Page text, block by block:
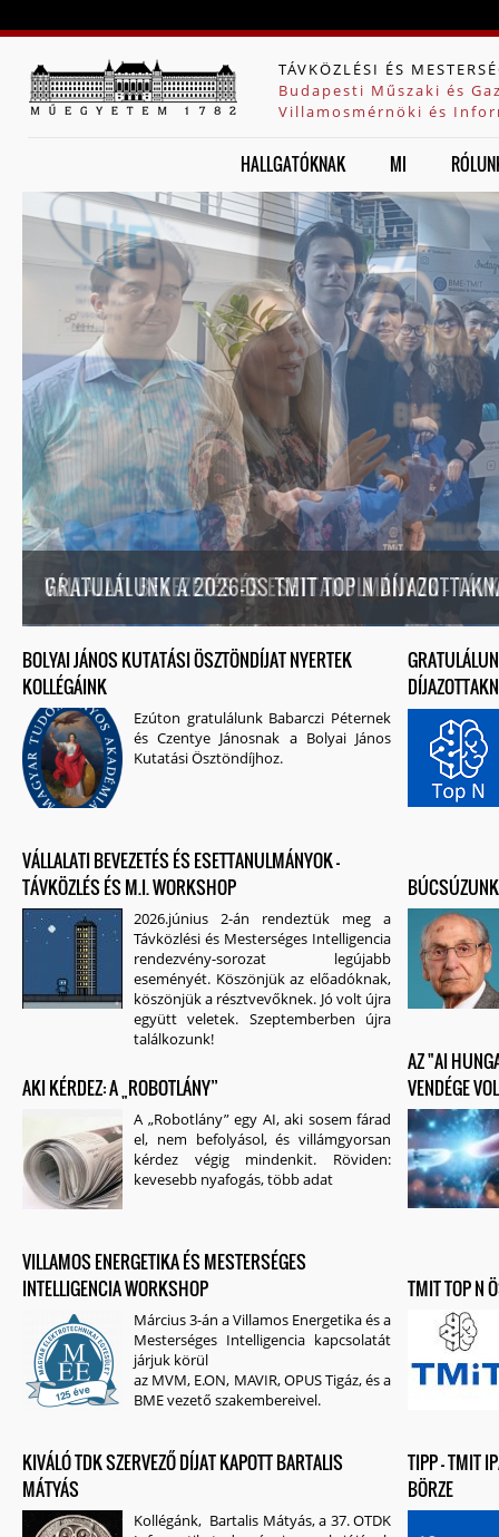
TÁVKÖZLÉSI ÉS
Budapesti Műszaki és
Villamosmérnöki és
HALLGATÓKNAK MI
VÁLLALATI BEVEZETÉS ÉS ESETTANULMÁNYOK -
BOLYAI JÁNOS KUTATÁSI ÖSZTÖNDÍJAT NYERTEK
KOLLÉGÁINK
Ezúton gratulálunk Babarczi Péternek
és Czentye Jánosnak a Bolyai János
Kutatási Ösztöndíjhoz.
VÁLLALATI BEVEZETÉS ÉS ESETTANULMÁNYOK -
TÁVKÖZLÉS ÉS M.I. WORKSHOP
2026.június 2-án rendeztük meg a
Távközlési és Mesterséges Intelligencia
rendezvény-sorozat legújabb
eseményét. Köszönjük az előadóknak,
köszönjük a résztvevőknek. Jó volt újra
együtt veletek. Szeptemberben újra
találkozunk!
AKI KÉRDEZ: A „ROBOTLÁNY”
A „Robotlány” egy AI, aki sosem fárad
el, nem befolyásol, és villámgyorsan
kérdez végig mindenkit. Röviden:
kevesebb nyafogás, több adat
AZ "AI
VENDÉGE
VILLAMOS ENERGETIKA ÉS MESTERSÉGES
INTELLIGENCIA WORKSHOP
Március 3-án aVillamos Energetika és a
Mesterséges Intelligencia kapcsolatát
járjuk körül
az MVM, E.ON, MAVIR, OPUS Tigáz, és a
BME vezető szakembereivel.
TMIT TOP N
KIVÁLÓ TDK SZERVEZŐ DÍJAT KAPOTT BARTALIS
MÁTYÁS
Kollégánk, Bartalis Mátyás, a 37. OTDK
TIPP - TMIT
BÖRZE
OLDALAK